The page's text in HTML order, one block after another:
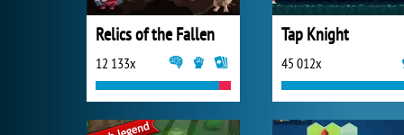
Relics of the Fallen
12 133x
Tap Knight
45 012x